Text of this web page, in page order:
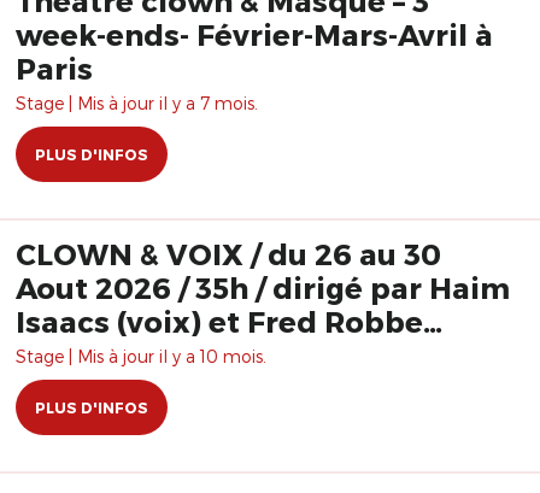
week-ends- Février-Mars-Avril à
Paris
Stage | Mis à jour il y a 7 mois.
PLUS D'INFOS
CLOWN & VOIX / du 26 au 30
Aout 2026 / 35h / dirigé par Haim
Isaacs (voix) et Fred Robbe
(clown)
Stage | Mis à jour il y a 10 mois.
PLUS D'INFOS